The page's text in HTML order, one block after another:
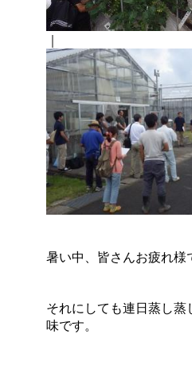
｜
暑い中、皆さんお疲れ様
それにしても連日蒸し
味です。